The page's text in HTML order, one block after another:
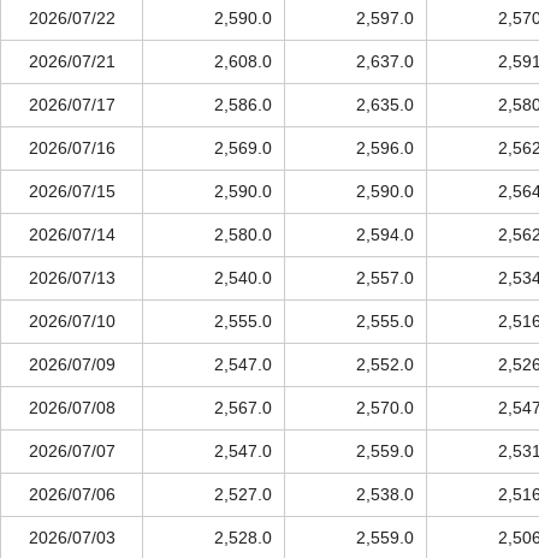
2026/07/22 2,590.0 2,597.0
2026/07/21 2,608.0 2,637.0
2026/07/17 2,586.0 2,635.0
2026/07/16 2,569.0 2,596.0
2026/07/15 2,590.0 2,590.0
2026/07/14 2,580.0 2,594.0
2026/07/13 2,540.0 2,557.0
2026/07/10 2,555.0 2,555.0
2026/07/09 2,547.0 2,552.0
2026/07/08 2,567.0 2,570.0
2026/07/07 2,547.0 2,559.0
2026/07/06 2,527.0 2,538.0
2026/07/03 2,528.0 2,559.0